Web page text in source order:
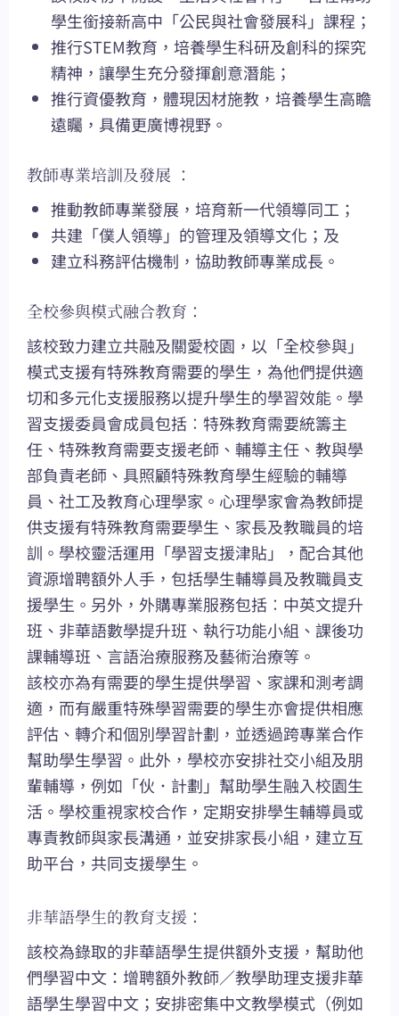
學生銜接新高中「公民與社會發展科」課程；
推行STEM教育，培養學生科研及創科的探究
精神，讓學生充分發揮創意潛能；
推行資優教育，體現因材施教，培養學生高瞻
遠矚，具備更廣博視野。
教師專業培訓及發展 ：
推動教師專業發展，培育新一代領導同工；
共建「僕人領導」的管理及領導文化；及
建立科務評估機制，協助教師專業成長。
全校參與模式融合教育：
該校致力建立共融及關愛校園，以「全校參與」
模式支援有特殊教育需要的學生，為他們提供適
切和多元化支援服務以提升學生的學習效能。學
習支援委員會成員包括︰特殊教育需要統籌主
任、特殊教育需要支援老師、輔導主任、教與學
部負責老師、具照顧特殊教育學生經驗的輔導
員、社工及教育心理學家。心理學家會為教師提
供支援有特殊教育需要學生、家長及教職員的培
訓。學校靈活運用「學習支援津貼」，配合其他
資源增聘額外人手，包括學生輔導員及教職員支
援學生。另外，外購專業服務包括︰中英文提升
班、非華語數學提升班、執行功能小組、課後功
課輔導班、言語治療服務及藝術治療等。
該校亦為有需要的學生提供學習、家課和測考調
適，而有嚴重特殊學習需要的學生亦會提供相應
評估、轉介和個別學習計劃，並透過跨專業合作
幫助學生學習。此外，學校亦安排社交小組及朋
輩輔導，例如「伙．計劃」幫助學生融入校園生
活。學校重視家校合作，定期安排學生輔導員或
專責教師與家長溝通，並安排家長小組，建立互
助平台，共同支援學生。
非華語學生的教育支援：
該校為錄取的非華語學生提供額外支援，幫助他
們學習中文：增聘額外教師／教學助理支援非華
語學生學習中文；安排密集中文教學模式（例如